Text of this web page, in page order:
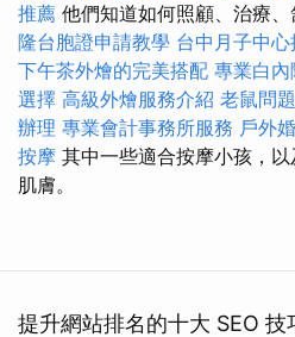
推薦 他們知道如何照顧、治療
隆台胞證申請教學 台中月子中
下午茶外燴的完美搭配 專業白
選擇 高級外燴服務介紹 老鼠問
辦理 專業會計事務所服務 戶外
按摩 其中一些適合按摩小孩，
肌膚。
提升網站排名的十大 SEO 技